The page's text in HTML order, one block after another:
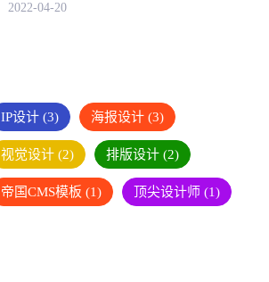
2022-04-20
IP设计 (3) 海报设计 (3)
视觉设计 (2) 排版设计 (2)
帝国CMS模板 (1) 顶尖设计师 (1)